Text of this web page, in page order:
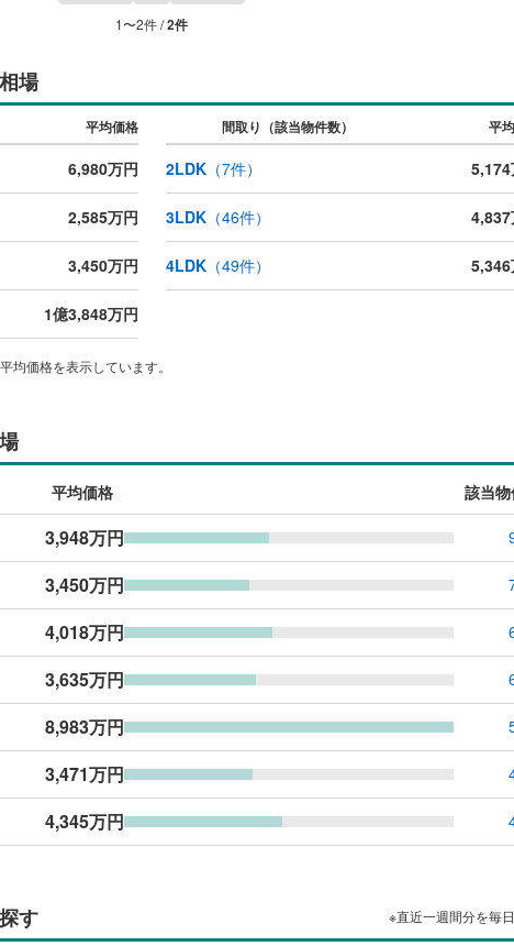
1〜2件 /2件
場
平均価格 間取り（該当物件数） 平
6,980万円 2LDK（7件） 5,174
2,585万円 3LDK（46件） 4,837
3,450万円 4LDK（49件） 5,346
1億3,848万円
均価格を表示しています。
平均価格 該当
3,948万円
3,450万円
4,018万円
3,635万円
8,983万円
3,471万円
4,345万円
す ※直近一週間分を毎
ライン内見(相談)可
ンライン対応とは？